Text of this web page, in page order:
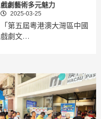
戲劇藝術多元魅力
2025-03-25
「第五屆粵港澳大灣區中國
戲劇文…